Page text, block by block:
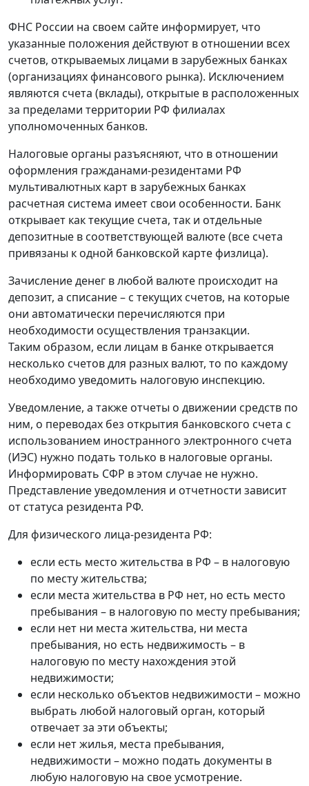
ФНС России на своем сайте информирует, что
указанные положения действуют в отношении всех
счетов, открываемых лицами в зарубежных банках
(организациях финансового рынка). Исключением
являются счета (вклады), открытые в расположенных
за пределами территории РФ филиалах
уполномоченных банков.
Налоговые органы разъясняют, что в отношении
оформления гражданами-резидентами РФ
мультивалютных карт в зарубежных банках
расчетная система имеет свои особенности. Банк
открывает как текущие счета, так и отдельные
депозитные в соответствующей валюте (все счета
привязаны к одной банковской карте физлица).
Зачисление денег в любой валюте происходит на
депозит, а списание – с текущих счетов, на которые
они автоматически перечисляются при
необходимости осуществления транзакции.
Таким образом, если лицам в банке открывается
несколько счетов для разных валют, то по каждому
необходимо уведомить налоговую инспекцию.
Уведомление, а также отчеты о движении средств по
ним, о переводах без открытия банковского счета с
использованием иностранного электронного счета
(ИЭС) нужно подать только в налоговые органы.
Информировать СФР в этом случае не нужно.
Представление уведомления и отчетности зависит
от статуса резидента РФ.
Для физического лица-резидента РФ:
если есть место жительства в РФ – в налоговую
по месту жительства;
если места жительства в РФ нет, но есть место
пребывания – в налоговую по месту пребывания;
если нет ни места жительства, ни места
пребывания, но есть недвижимость – в
налоговую по месту нахождения этой
недвижимости;
если несколько объектов недвижимости – можно
выбрать любой налоговый орган, который
отвечает за эти объекты;
если нет жилья, места пребывания,
недвижимости – можно подать документы в
любую налоговую на свое усмотрение.